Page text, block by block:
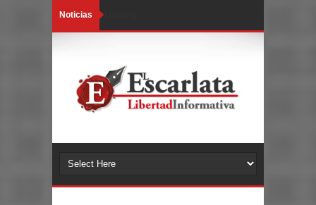
Noticias